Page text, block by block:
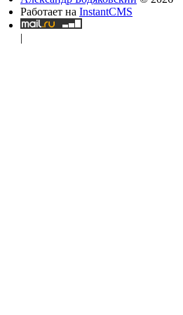
Работает на InstantCMS
|